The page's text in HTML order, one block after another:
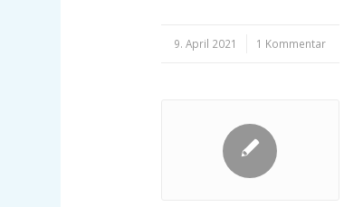
9. April 2021
/ 1 Kommentar